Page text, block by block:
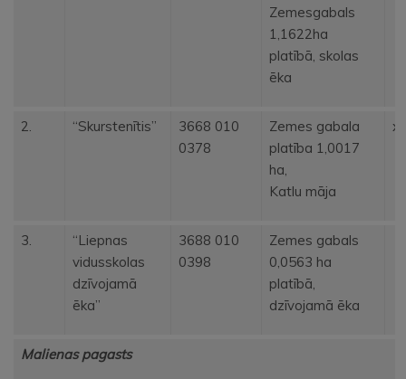
Zemesgabals
1,1622ha
platībā, skolas
ēka
2. “Skurstenītis”
3668 010
0378
Zemes gabala
platība 1,0017
ha,
Katlu māja
x
3.
“Liepnas
vidusskolas
dzīvojamā
ēka”
3688 010
0398
Zemes gabals
0,0563 ha
platībā,
dzīvojamā ēka
Malienas pagasts